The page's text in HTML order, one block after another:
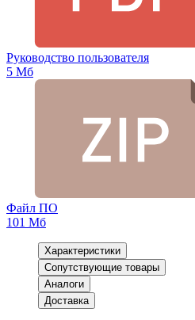
Руководство пользователя
5 Мб
Файл ПО
101 Мб
Характеристики
Сопутствующие товары
Аналоги
Доставка